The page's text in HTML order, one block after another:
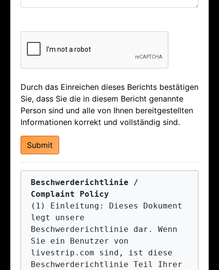
Durch das Einreichen dieses Berichts bestätigen
Sie, dass Sie die in diesem Bericht genannte
Person sind und alle von Ihnen bereitgestellten
Informationen korrekt und vollständig sind.
Beschwerderichtlinie /
Complaint Policy
(1) Einleitung: Dieses Dokument
legt unsere
Beschwerderichtlinie dar. Wenn
Sie ein Benutzer von
livestrip.com sind, ist diese
Beschwerderichtlinie Teil Ihrer